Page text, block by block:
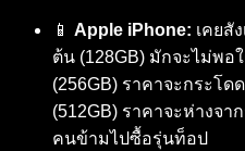
📱 Apple iPhone: เคยสั
ต้น (128GB) มักจะไม่พ
(256GB) ราคาจะกระโ
(512GB) ราคาจะห่างจ
คนข้ามไปซื้อรุ่นท็อป